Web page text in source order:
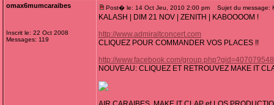
omax6mumcaraibes
Inscrit le: 22 Oct 2008
Messages: 119
Post� le: 14 Oct Jeu, 2010 2:00 pm Sujet du message:
KALASH | DIM 21 NOV | ZENITH | KABOOOOM !
http://www.admiraltconcert.com
CLIQUEZ POUR COMMANDER VOS PLACES !!
http://www.facebook.com/
NOUVEAU: CLIQUEZ ET RETROUVEZ MAKE IT